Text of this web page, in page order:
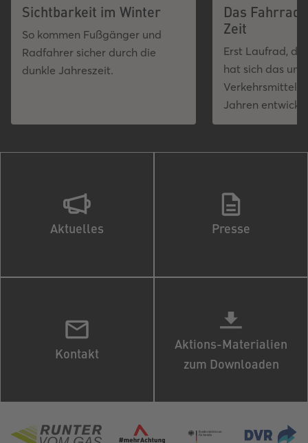
Sichtbarkeit im Winter
So kommen Fußgänger und
Radfahrer sicher durch die
dunkle Jahreszeit.
Das Fahrrad
Zeit
Erst Laufrad,
hat sich das
Verkehrsmittel
Jahren
Aktuelles Presse
Kontakt
Aktions-Materialien
zum Downloaden